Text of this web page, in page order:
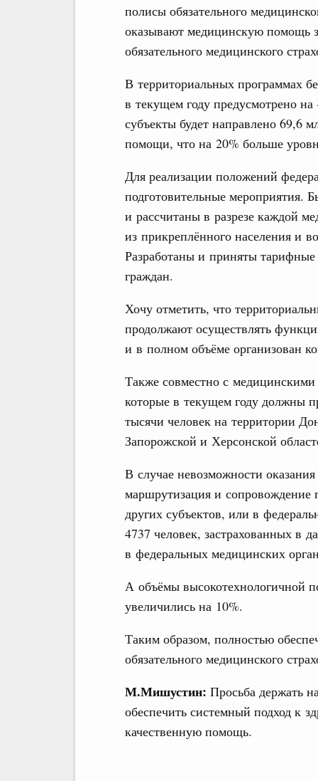
полисы обязательного
оказывают медицинскую помощь
обязательного медицинского
В территориальных программах
в текущем году предусмотрено
субъекты будет направлено 69,6
помощи, что на 20% больше
Для реализации положений
подготовительные
и рассчитаны в разрезе каждой
из прикреплённого населения и
Разработаны и приняты
граждан.
Хочу отметить, что
продолжают осуществлять
и в полном объёме организован
Также совместно с
которые в текущем году должны
тысячи человек на территории
Запорожской и Херсонской
В случае невозможности
маршрутизация и сопровождение
других субъектов, или в
4737 человек, застрахованных в
в федеральных медицинских
А объёмы высокотехнологичной
увеличились на 10%.
Таким образом, полностью
обязательного медицинского
М.Мишустин: Просьба держать
обеспечить системный подход к
качественную помощь.